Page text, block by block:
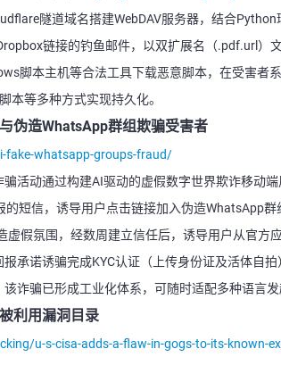
隧道域名搭建WebDAV服务器，结合Python
链接的钓鱼邮件，以双扩展名（.pdf.url）
脚本主机等合法工具下载恶意脚本，在受害者
本等多种方式实现持久化。
伪造WhatsApp群组欺骗受害者
fake-whatsapp-groups-fraud/
活动通过构建AI驱动的虚假数字世界欺诈移动
短信，诱导用户点击链接加入伪造WhatsApp群
虚假氛围，经数周建立信任后，诱导用户从官方
承诺诱骗完成KYC认证（上传身份证及活体自
诈骗已形成工业化体系，可随时适配多种语言发
利用漏洞目录
u-s-cisa-adds-a-flaw-in-gogs-to-its-known-